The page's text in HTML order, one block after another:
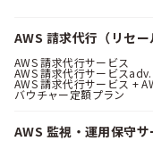
AWS 請求代行（リセー
AWS 請求代行サービス
AWS 請求代行サービスadv.
AWS 請求代行サービス +
バウチャー定額プラン
AWS 監視・運用保守サ